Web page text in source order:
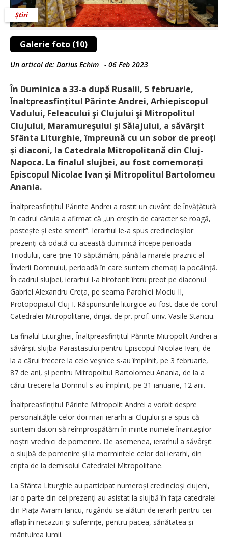
Galerie foto (10)
Știri
Un articol de: Darius Echim - 06 Feb 2023
În Duminica a 33-a după Rusalii, 5 februarie,
Înaltpreasfințitul Părinte Andrei, Arhiepiscopul
Vadului, Feleacului şi Clujului şi Mitropolitul
Clujului, Maramureşului şi Sălajului, a săvârşit
Sfânta Liturghie, împreună cu un sobor de preoți
și diaconi, la Catedrala Mitropolitană din Cluj-
Napoca. La finalul slujbei, au fost comemorați
Episcopul Nicolae Ivan și Mitropolitul Bartolomeu
Anania.
Înaltpreasfințitul Pă­rinte Andrei a rostit un cuvânt de învățătură
în cadrul căruia a afirmat că „un creștin de caracter se roagă,
postește și este smerit”. Ierarhul le-a spus credin­cioșilor
prezenți că odată cu această duminică începe perioada
Triodului, care ține 10 săptămâni, până la marele praznic al
Învierii Domnului, perioadă în care suntem chemați la pocăință.
În cadrul slujbei, ierarhul l-a hirotonit întru preot pe diaconul
Gabriel Alexandru Creța, pe seama Parohiei Mociu II,
Protopopiatul Cluj I. Răspunsurile liturgice au fost date de corul
Catedralei Mitro­politane, dirijat de pr. prof. univ. Vasile Stanciu.
La finalul Liturghiei, Înaltprea­sfințitul Părinte Mitropolit Andrei a
săvârșit slujba Parastasului pentru Episcopul Nicolae Ivan, de
la a cărui trecere la cele veșnice s-au împlinit, pe 3 februarie,
87 de ani, și pentru Mitropolitul Bartolomeu Anania, de la a
cărui trecere la Domnul s-au împlinit, pe 31 ianuarie, 12 ani.
Înaltpreasfințitul Părinte Mitropolit Andrei a vorbit despre
personalităţile celor doi mari ierarhi ai Clujului și a spus că
suntem datori să reîmprospătăm în minte numele înaintașilor
noștri vrednici de pomenire. De asemenea, ierarhul a săvârşit
o slujbă de pomenire și la mormintele celor doi ierarhi, din
cripta de la demisolul Catedralei Mitropolitane.
La Sfânta Liturghie au participat numeroși credincioși clujeni,
iar o parte din cei prezenți au asistat la slujbă în fața catedralei
din Piața Avram Iancu, rugându-se alături de ierarh pentru cei
aflați în necazuri și suferințe, pentru pacea, sănătatea și
mântuirea lumii.